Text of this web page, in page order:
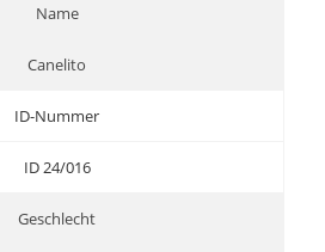
Name
Canelito
ID-Nummer
ID 24/016
Geschlecht